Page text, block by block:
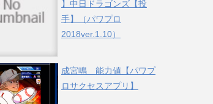
】中日ドラゴンズ【投
手】（パワプロ
2018ver.1.10）
成宮鳴 能力値【パワプ
ロサクセスアプリ】